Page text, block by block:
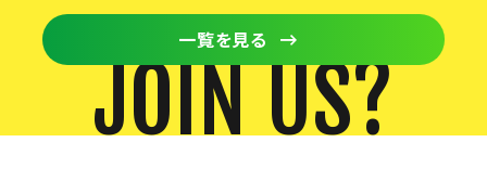
一覧を見る
JOIN US?